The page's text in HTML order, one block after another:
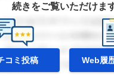
続きをご覧いただけま
コミ投稿 Web履